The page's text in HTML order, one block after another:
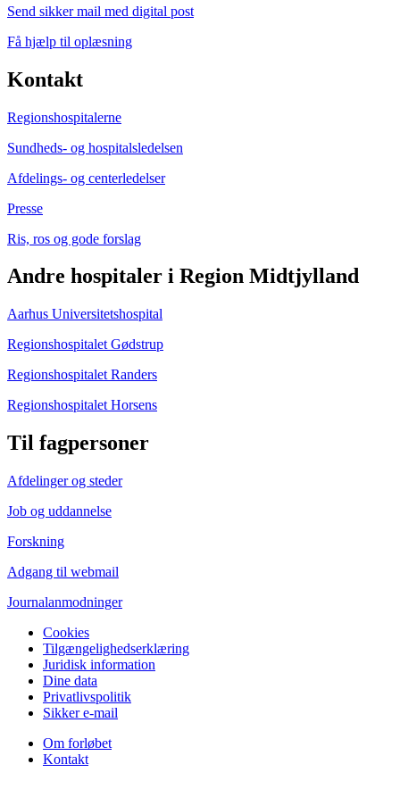
Send sikker mail med digital post
Få hjælp til oplæsning
Kontakt
Regionshospitalerne
Sundheds- og hospitalsledelsen
Afdelings- og centerledelser
Presse
Ris, ros og gode forslag
Andre hospitaler i Region Midtjylland
Aarhus Universitetshospital
Regionshospitalet Gødstrup
Regionshospitalet Randers
Regionshospitalet Horsens
Til fagpersoner
Afdelinger og steder
Job og uddannelse
Forskning
Adgang til webmail
Journalanmodninger
Cookies
Tilgængelighedserklæring
Juridisk information
Dine data
Privatlivspolitik
Sikker e-mail
Om forløbet
Kontakt